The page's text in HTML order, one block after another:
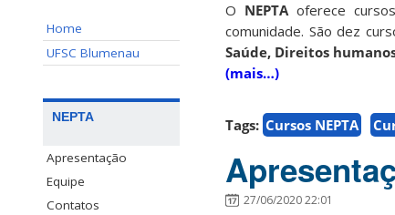
Home
UFSC Blumenau
NEPTA
Apresentação
Equipe
Contatos
O NEPTAoferece
comunidade. São dez
Saúde, Direitos
(mais…)
Tags: Cursos NEPTA
27/06/2020 22:01